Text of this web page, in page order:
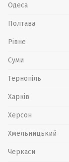
Одеса
Полтава
Рівне
Суми
Тернопіль
Харків
Херсон
Хмельницький
Черкаси